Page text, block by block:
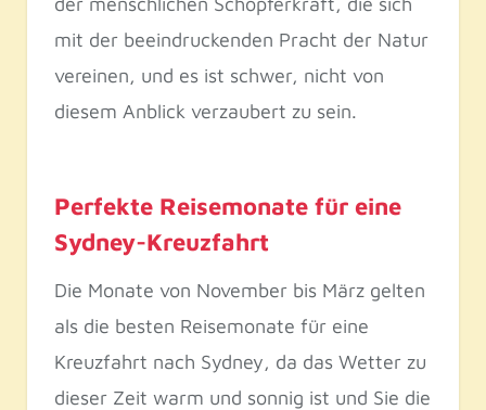
mit der beeindruckenden Pracht der Natur
vereinen, und es ist schwer, nicht von
diesem Anblick verzaubert zu sein.
Perfekte Reisemonate für eine
Sydney-Kreuzfahrt
Die Monate von November bis März gelten
als die besten Reisemonate für eine
Kreuzfahrt nach Sydney, da das Wetter zu
dieser Zeit warm und sonnig ist und Sie die